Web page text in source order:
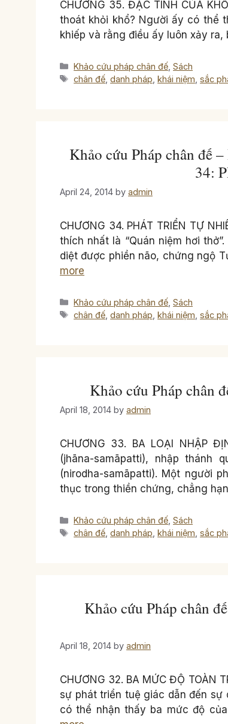
CHƯƠNG 35. ĐẶC TÍNH CỦA
thoát khỏi khổ? Người ấy có thể
khiếp và rằng điều ấy luôn xảy
Categories
Khảo cứu pháp chân đế ,Sách
Tags
chân đế ,danh pháp ,khái niệm ,sắc
Khảo cứu Pháp chân đế
34:
April 24, 2014 by admin
CHƯƠNG 34. PHÁT TRIỂN TỰ
thích nhất là “Quán niệm hơi
diệt được phiền não, chứng ngộ
more
Categories
Khảo cứu pháp chân đế ,Sách
Tags
chân đế ,danh pháp ,khái niệm ,sắc
Khảo cứu Pháp
April 18, 2014 by admin
CHƯƠNG 33. BA LOẠI NHẬP
(jhāna-samāpatti), nhập thánh
(nirodha-samāpatti). Một người
thục trong thiền chứng, chẳng
Categories
Khảo cứu pháp chân đế ,Sách
Tags
chân đế ,danh pháp ,khái niệm ,sắc
Khảo cứu Pháp chân
April 18, 2014 by admin
CHƯƠNG 32. BA MỨC ĐỘ TOÀN
sự phát triển tuệ giác dẫn đến
có thể nhận thấy ba mức độ